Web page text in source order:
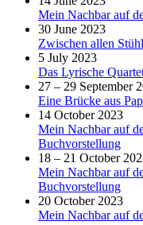
Mein Nachbar auf
30 June 2023
Zwischen allen
5 July 2023
Das Lyrische
27 – 29 September
Eine Brücke aus
14 October 2023
Mein Nachbar auf
Buchvorstellung
18 – 21 October
Mein Nachbar auf
Buchvorstellung
20 October 2023
Mein Nachbar auf